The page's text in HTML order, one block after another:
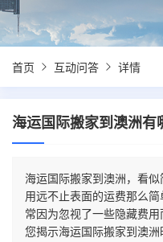
首页 互动问答 详情
海运国际搬家到澳洲有
海运国际搬家到澳洲，看
用远不止表面的运费那么
常因为忽视了一些隐藏费
您揭示海运国际搬家到澳